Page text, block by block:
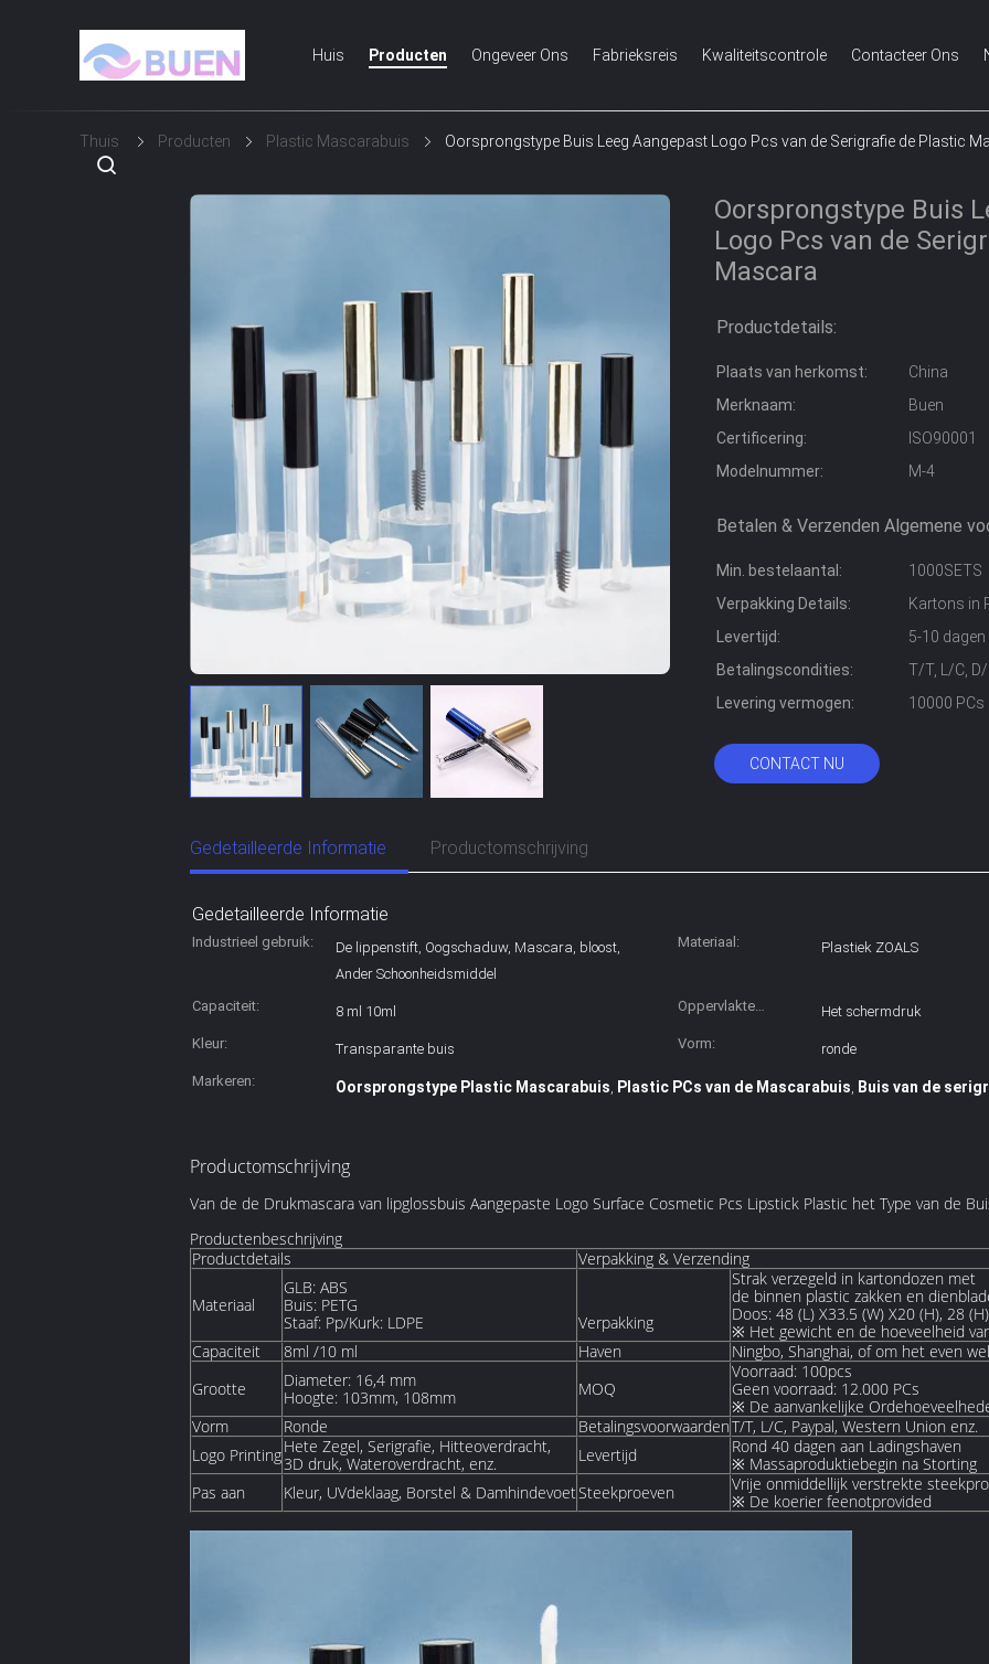
Huis Producten Ongeveer Ons Fabrieksreis Kwaliteitscontrole Contacteer Ons
Thuis Producten Plastic Mascarabuis Oorsprongstype Buis Leeg Aangepast Logo Pcs van de Serigrafie de Plastic
Oorsprongstype Buis
Logo Pcs van de
Mascara
Productdetails:
Plaats van herkomst:
China
Merknaam:
Buen
Certificering:
ISO90001
Modelnummer:
M-4
Betalen & Verzenden Algemene
Min. bestelaantal:
1000SETS
Verpakking Details:
Kartons in
Levertijd:
5-10 dagen
Betalingscondities:
T/T, L/C, D/
Levering vermogen:
10000 PCs
CONTACT NU
Gedetailleerde Informatie Productomschrijving
Gedetailleerde Informatie
Industrieel gebruik:
De lippenstift, Oogschaduw, Mascara, bloost,
Ander Schoonheidsmiddel
Materiaal: Plastiek ZOALS
Capaciteit: 8 ml 10ml
Oppervlakte
Het schermdruk
Kleur:
Transparante buis Vorm:
ronde
Markeren:
Oorsprongstype Plastic Mascarabuis, Plastic PCs van de Mascarabuis, Buis van de
Productomschrijving
Van de de Drukmascara van lipglossbuis Aangepaste Logo Surface Cosmetic Pcs Lipstick Plastic het Type van de
Productenbeschrijving
Productdetails
Verpakking & Verzending
Materiaal
GLB: ABS
Buis: PETG
Staaf: Pp/Kurk: LDPE
Verpakking
Strak verzegeld in kartondozen met
de binnen plastic zakken en
Doos: 48 (L) X33.5 (W) X20 (H), 28
※ Het gewicht en de hoeveelheid
Capaciteit
8ml /10 ml Haven
Ningbo, Shanghai, of om het even
Grootte
Diameter: 16,4 mm
Hoogte: 103mm, 108mm
MOQ
Voorraad: 100pcs
Geen voorraad: 12.000 PCs
※ De aanvankelijke
Vorm
Ronde BetalingsvoorwaardenT/T, L/C, Paypal, Western Union enz.
Logo PrintingHete Zegel, Serigrafie, Hitteoverdracht,
3D druk, Wateroverdracht, enz.
Levertijd
Rond 40 dagen aan Ladingshaven
※ Massaproduktiebegin na Storting
Pas aan
Kleur, UVdeklaag, Borstel & DamhindevoetSteekproeven
Vrije onmiddellijk verstrekte
※ De koerier feenotprovided